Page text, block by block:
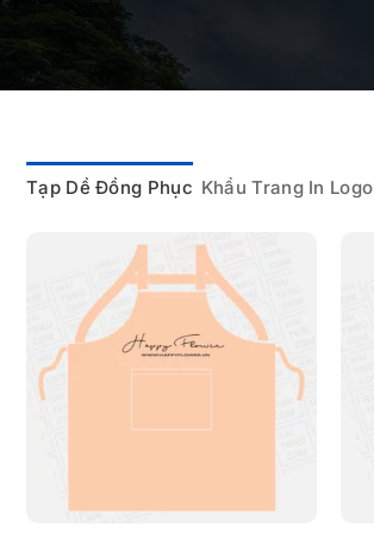
Tạp Dề Đồng Phục Khẩu Trang In Logo